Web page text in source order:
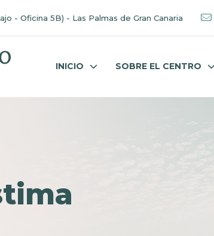
- Oficina 5B) - Las Palmas de Gran Canaria
INICIO SOBRE EL CENTRO